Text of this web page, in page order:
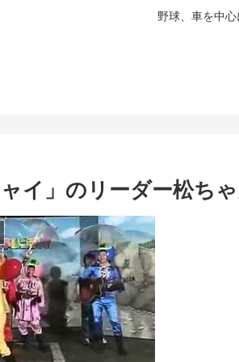
野球、車を中
ャイ」のリーダー松ち